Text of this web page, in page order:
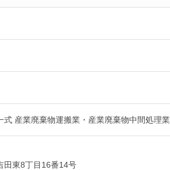
式 産業廃棄物運搬業・産業廃棄物中間処理業
田東8丁目16番14号